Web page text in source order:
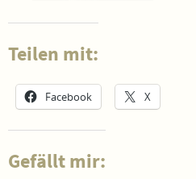
Teilen mit:
Facebook X
Gefällt mir: